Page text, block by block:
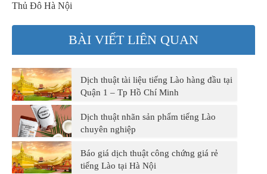
Thủ Đô Hà Nội
BÀI VIẾT LIÊN QUAN
Dịch thuật tài liệu tiếng Lào hàng đầu tại
Quận 1 – Tp Hồ Chí Minh
Dịch thuật nhãn sản phẩm tiếng Lào
chuyên nghiệp
Báo giá dịch thuật công chứng giá rẻ
tiếng Lào tại Hà Nội